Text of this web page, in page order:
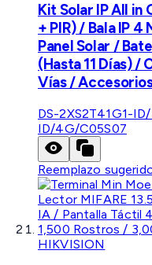
Kit Solar IP All in
+ PIR) / Bala IP
Panel Solar /
(Hasta 11 Días) /
Vías /
DS-2XS2T41G1-
ID/4G/C05S07
Reemplazo
HIKVISION